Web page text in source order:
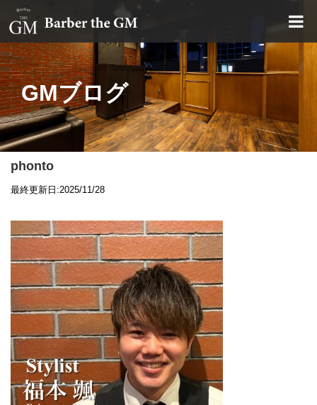
大阪・本町｜大人の散髪屋
GMブログ
phonto
最終更新日:2025/11/28